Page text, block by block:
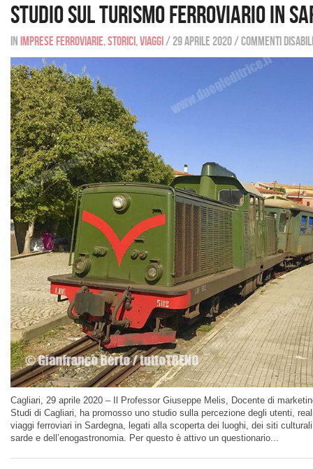
Studio sul Turismo Ferroviario in
In Imprese ferroviarie,Storici,Viaggi /29 aprile 2020/Commenti
Cagliari, 29 aprile 2020 – Il Professor Giuseppe Melis, Docente di
Studi di Cagliari, ha promosso uno studio sulla percezione degli utenti,
viaggi ferroviari in Sardegna, legati alla scoperta dei luoghi, dei siti
sarde e dell’enogastronomia. Per questo è attivo un questionario...